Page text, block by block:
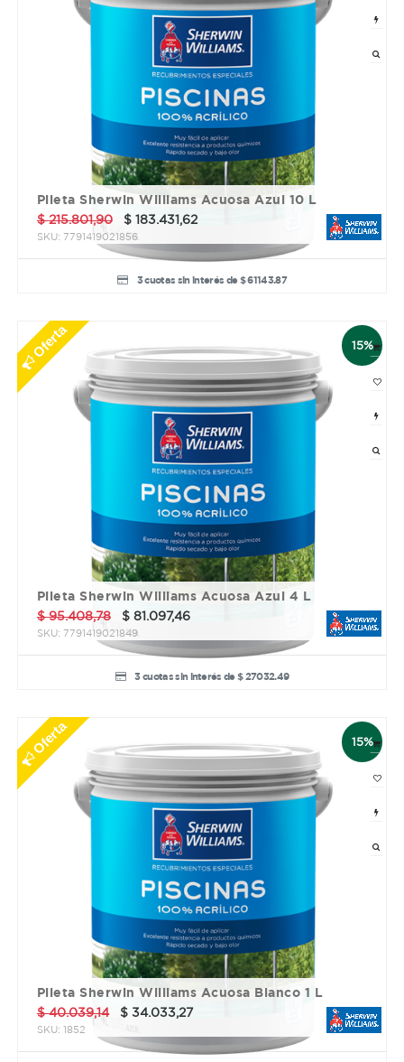
Pileta Sherwin Williams Acuosa Azul 10 L
$215.801,90 $ 183.431,62
SKU: 7791419021856
3 cuotas sin interés de $ 61143.87
15%
Oferta
Pileta Sherwin Williams Acuosa Azul 4 L
$95.408,78 $ 81.097,46
SKU: 7791419021849
3 cuotas sin interés de $ 27032.49
15%
Oferta
Pileta Sherwin Williams Acuosa Blanco 1 L
$40.039,14 $ 34.033,27
SKU: 1852